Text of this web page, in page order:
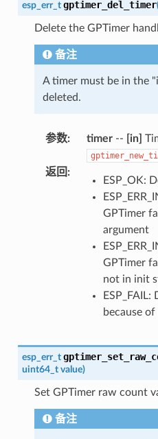
esp_err_t gptimer_del_timer
Delete the GPTimer
备注
A timer must be in the
deleted.
参数: timer-- [in]
返回:
ESP_OK:
GPTimer
argument
GPTimer
not in init
because
esp_err_t
uint64_t value)
Set GPTimer raw count
备注